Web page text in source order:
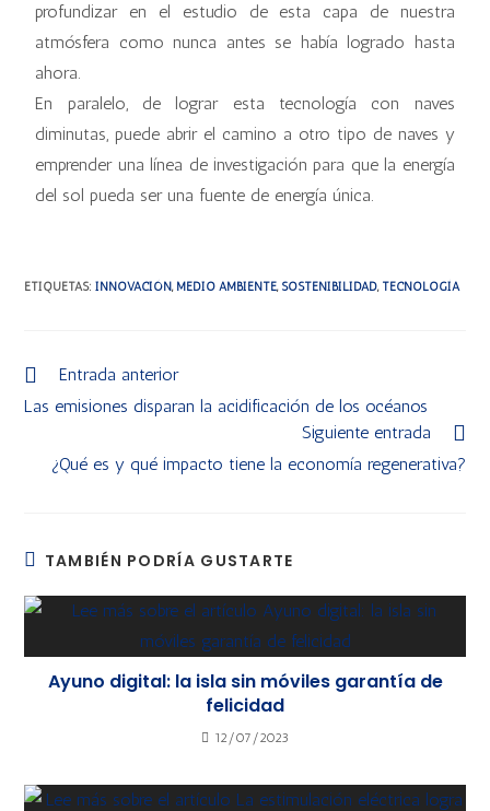
profundizar en el estudio de esta capa de nuestra
atmósfera como nunca antes se había logrado hasta
ahora.
En paralelo, de lograr esta tecnología con naves
diminutas, puede abrir el camino a otro tipo de naves y
emprender una línea de investigación para que la energía
del sol pueda ser una fuente de energía única.
ETIQUETAS:INNOVACIÓN, MEDIO AMBIENTE, SOSTENIBILIDAD, TECNOLOGÍA
Entrada anterior
Las emisiones disparan la acidificación de los océanos
Siguiente entrada
¿Qué es y qué impacto tiene la economía regenerativa?
TAMBIÉN PODRÍA GUSTARTE
Ayuno digital: la isla sin móviles garantía de
felicidad
12/07/2023